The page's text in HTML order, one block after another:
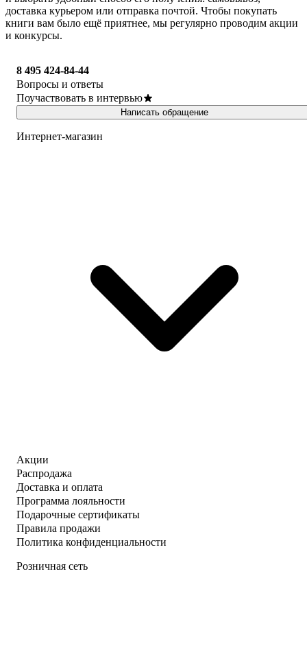
доставка курьером или отправка почтой. Чтобы покупать
книги вам было ещё приятнее, мы регулярно проводим акции
и конкурсы.
8 495 424-84-44
Вопросы и ответы
Поучаствовать в интервью
Написать обращение
Интернет-магазин
Акции
Распродажа
Доставка и оплата
Программа лояльности
Подарочные сертификаты
Правила продажи
Политика конфиденциальности
Розничная сеть